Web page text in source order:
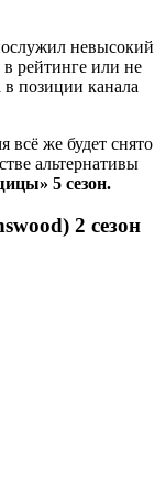
невысокий
рейтинге или не
позиции канала
всё же будет снято
альтернативы
5 сезон.
2 сезон